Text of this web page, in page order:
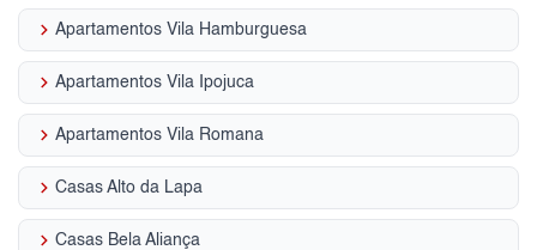
keyboard_arrow_right Apartamentos Vila Hamburguesa
keyboard_arrow_right Apartamentos Vila Ipojuca
keyboard_arrow_right Apartamentos Vila Romana
keyboard_arrow_right Casas Alto da Lapa
keyboard_arrow_right Casas Bela Aliança